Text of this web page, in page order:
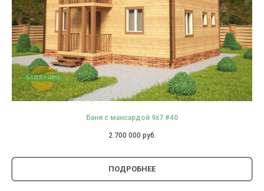
Баня с мансардой 9х7 #40
2 700 000 руб.
ПОДРОБНЕЕ